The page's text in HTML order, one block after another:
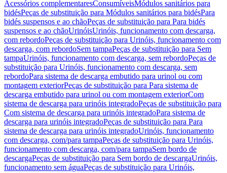
Acessórios complementaresConsumíveisMódulos sanitários para
bidésPeças de substituição para Módulos sanitários para bidésPara
bidés suspensos e ao chãoPeças de substituição para Para bidés
suspensos e ao chãoUrinóisUrinóis, funcionamento com descarga,
com rebordoPeças de substituição para Urinóis, funcionamento com
descarga, com rebordoSem tampaPeças de substituição para Sem
tampaUrinóis, funcionamento com descarga, sem rebordoPeças de
substituição para Urinóis, funcionamento com descarga, sem
rebordoPara sistema de descarga embutido para urinol ou com
montagem exteriorPeças de substituição para Para sistema de
descarga embutido para urinol ou com montagem exteriorCom
sistema de descarga para urinóis integradoPeças de substituição para
Com sistema de descarga para urinóis integradoPara sistema de
descarga para urinóis integradoPeças de substituição para Para
sistema de descarga para urinóis integradoUrinóis, funcionamento
com descarga, com/para tampaPeças de substituição para Urinóis,
funcionamento com descarga, com/para tampaSem bordo de
descargaPeças de substituição para Sem bordo de descargaUrinóis,
funcionamento sem águaPeças de substituição para Urinóis,